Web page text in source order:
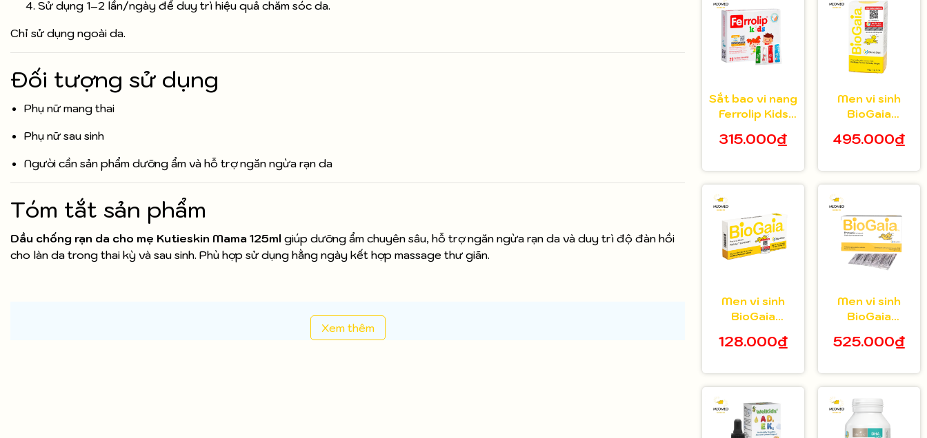
Sử dụng 1–2 lần/ngày để duy trì hiệu quả chăm sóc da.
Chỉ sử dụng ngoài da.
Đối tượng sử dụng
Phụ nữ mang thai
Phụ nữ sau sinh
Người cần sản phẩm dưỡng ẩm và hỗ trợ ngăn ngừa rạn da
Tóm tắt sản phẩm
Dầu chống rạn da cho mẹ Kutieskin Mama 125ml giúp dưỡng ẩm chuyên sâu, hỗ trợ ngăn ngừa rạn da và duy trì độ đàn hồi
cho làn da trong thai kỳ và sau sinh. Phù hợp sử dụng hằng ngày kết hợp massage thư giãn.
Xem thêm
Sắt bao vi nang
Ferrolip Kids
tuổi hộp 20 gói
315.000₫
Men vi sinh
BioGaia
bé 5ml
495.000₫
Men vi sinh
BioGaia
viên hộp 10
128.000₫
Men vi sinh
BioGaia
bột hộp 30 gói
525.000₫